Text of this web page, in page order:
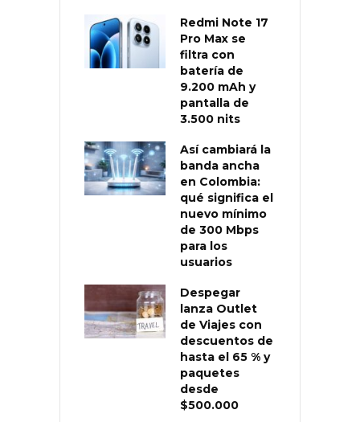
Redmi Note 17
Pro Max se
filtra con
batería de
9.200 mAh y
pantalla de
3.500 nits
Así cambiará la
banda ancha
en Colombia:
qué significa el
nuevo mínimo
de 300 Mbps
para los
usuarios
Despegar
lanza Outlet
de Viajes con
descuentos de
hasta el 65 % y
paquetes
desde
$500.000